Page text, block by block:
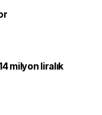
milyon liralık